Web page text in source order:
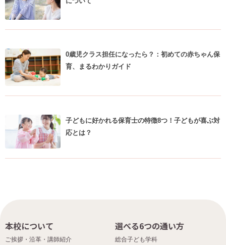
0歳児クラス担任になったら？：初めての赤ちゃん保
育、まるわかりガイド
子どもに好かれる保育士の特徴8つ！子どもが喜ぶ対
応とは？
本校について
ご挨拶・沿革・講師紹介
選べる6つの通い方
総合子ども学科